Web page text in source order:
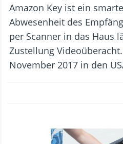
Amazon Key ist ein
Abwesenheit des
per Scanner in das Haus
Zustellung
November 2017 in den